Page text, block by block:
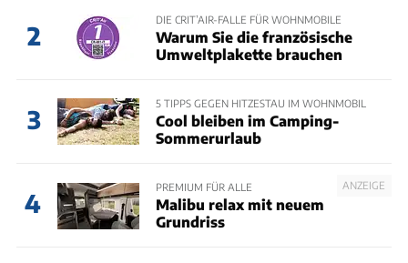
2
DIE CRIT’AIR-FALLE FÜR WOHNMOBILE
Warum Sie die französische
Umweltplakette brauchen
3
5 TIPPS GEGEN HITZESTAU IM WOHNMOBIL
Cool bleiben im Camping-
Sommerurlaub
4
ANZEIGE
PREMIUM FÜR ALLE
Malibu relax mit neuem
Grundriss